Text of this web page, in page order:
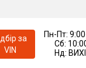
за
VIN
Пн-Пт:
Сб:
Нд: